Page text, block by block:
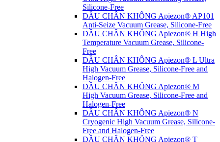
Silicone-Free
DẦU CHÂN KHÔNG Apiezon® AP101
Anti-Seize Vacuum Grease, Silicone-Free
DẦU CHÂN KHÔNG Apiezon® H High
Temperature Vacuum Grease, Silicone-
Free
DẦU CHÂN KHÔNG Apiezon® L Ultra
High Vacuum Grease, Silicone-Free and
Halogen-Free
DẦU CHÂN KHÔNG Apiezon® M
High Vacuum Grease, Silicone-Free and
Halogen-Free
DẦU CHÂN KHÔNG Apiezon® N
Cryogenic High Vacuum Grease, Silicone-
Free and Halogen-Free
DẦU CHÂN KHÔNG Apiezon® T